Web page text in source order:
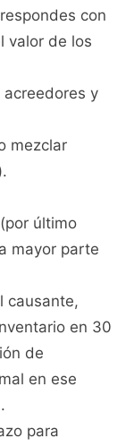
con
valor de los
y
mezclar
último
mayor parte
causante,
en 30
de
en ese
para